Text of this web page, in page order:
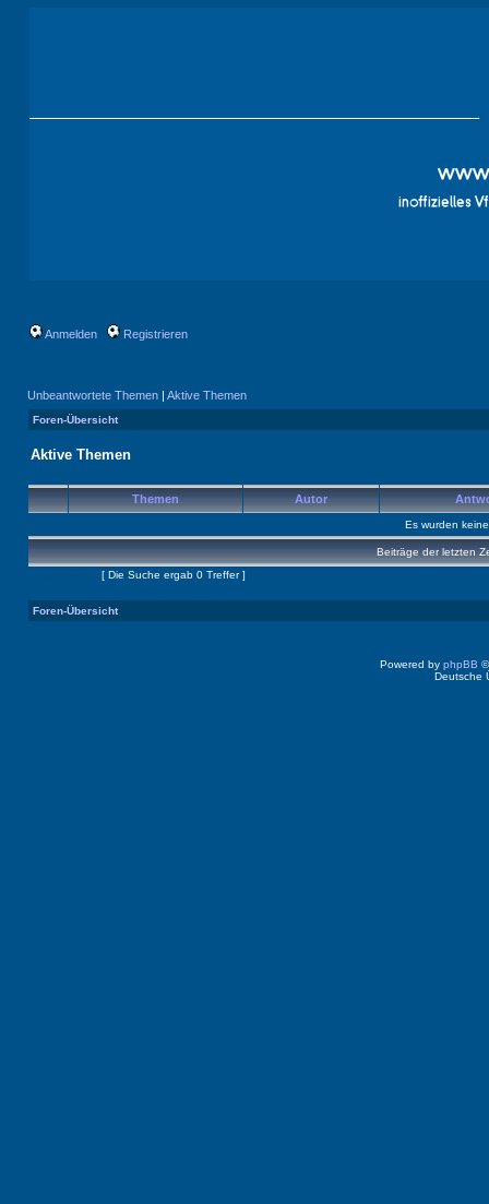
Anmelden Registrieren
Unbeantwortete Themen | Aktive Themen
Foren-Übersicht
Aktive Themen
Themen Autor
Es wurden
Beiträge der letzten
[ Die Suche ergab 0 Treffer ]
Foren-Übersicht
Powered by phpBB
Deutsche